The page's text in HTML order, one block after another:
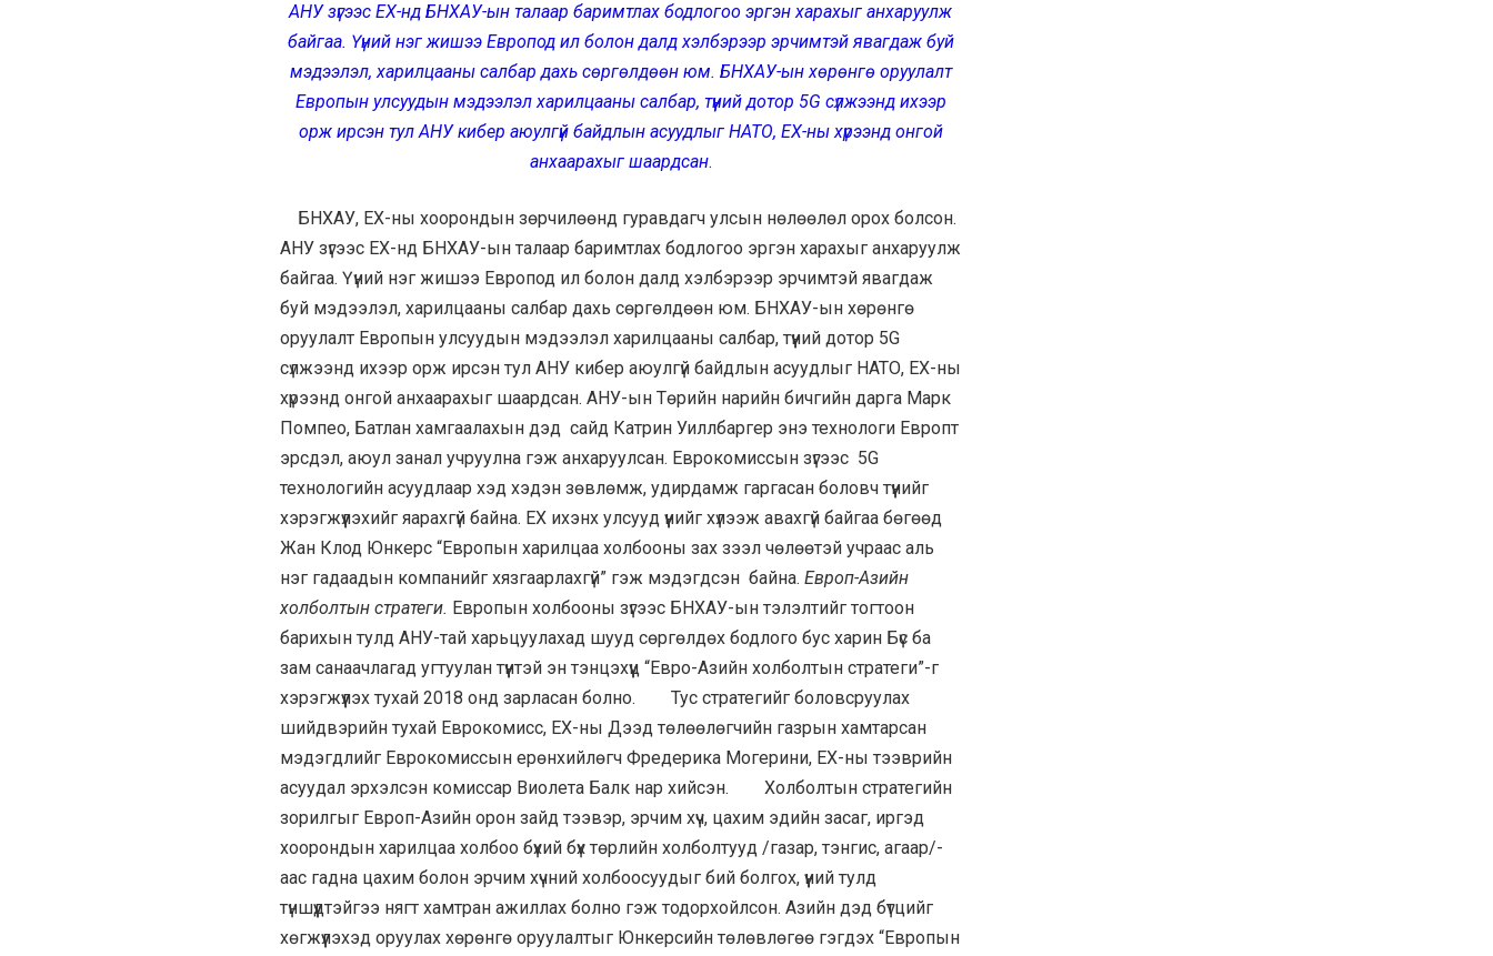
АНУ зүгээс ЕХ-нд БНХАУ-ын талаар баримтлах бодлогоо эргэн харахыг анхаруулж
байгаа. Үүний нэг жишээ Европод ил болон далд хэлбэрээр эрчимтэй явагдаж буй
мэдээлэл, харилцааны салбар дахь сөргөлдөөн юм. БНХАУ-ын хөрөнгө оруулалт
Европын улсуудын мэдээлэл харилцааны салбар, түүний дотор 5G сүлжээнд ихээр
орж ирсэн тул АНУкибер аюулгүй байдлын асуудлыг НАТО, ЕХ-ны хүрээнд онгой
анхаарахыг шаардсан.
БНХАУ, ЕХ-ны хоорондын зөрчилөөнд гуравдагч улсын нөлөөлөл орох болсон.
АНУ зүгээс ЕХ-нд БНХАУ-ын талаар баримтлах бодлогоо эргэн харахыг анхаруулж
байгаа. Үүний нэг жишээ Европод ил болон далд хэлбэрээр эрчимтэй явагдаж
буй мэдээлэл, харилцааны салбар дахь сөргөлдөөн юм. БНХАУ-ын хөрөнгө
оруулалт Европын улсуудын мэдээлэл харилцааны салбар, түүний дотор 5G
сүлжээнд ихээр орж ирсэн тул АНУ кибер аюулгүй байдлын асуудлыг НАТО, ЕХ-ны
хүрээнд онгой анхаарахыг шаардсан. АНУ-ын Төрийн нарийн бичгийн дарга Марк
Помпео, Батлан хамгаалахын дэд сайд Катрин Уиллбаргер энэ технологи Европт
эрсдэл, аюул занал учруулна гэж анхаруулсан. Еврокомиссын зүгээс 5G
технологийн асуудлаар хэд хэдэн зөвлөмж, удирдамж гаргасан боловч түүнийг
хэрэгжүүлэхийг яарахгүй байна. ЕХ ихэнх улсууд үүнийг хүлээж авахгүй байгаа бөгөөд
Жан Клод Юнкерс “Европын харилцаа холбооны зах зээл чөлөөтэй учраас аль
нэг гадаадын компанийг хязгаарлахгүй” гэж мэдэгдсэн байна. Европ-Азийн
холболтын стратеги. Европын холбооны зүгээс БНХАУ-ын тэлэлтийг тогтоон
барихын тулд АНУ-тай харьцуулахад шууд сөргөлдөх бодлого бус харин Бүс ба
зам санаачлагад угтуулан түүнтэй эн тэнцэхүүц “Евро-Азийн холболтын стратеги”-г
хэрэгжүүлэх тухай 2018 онд зарласан болно. Тус стратегийг боловсруулах
шийдвэрийн тухай Еврокомисс, ЕХ-ны Дээд төлөөлөгчийн газрын хамтарсан
мэдэгдлийг Еврокомиссын ерөнхийлөгч Фредерика Могерини, ЕХ-ны тээврийн
асуудал эрхэлсэн комиссар Виолета Балк нар хийсэн. Холболтын стратегийн
зорилгыг Европ-Азийн орон зайд тээвэр, эрчим хүч, цахим эдийн засаг, иргэд
хоорондын харилцаа холбоо бүхий бүх төрлийн холболтууд /газар, тэнгис, агаар/-
аас гадна цахим болон эрчим хүчний холбоосуудыг бий болгох, үүний тулд
түншүүдтэйгээ нягт хамтран ажиллах болно гэж тодорхойлсон. Азийн дэд бүтцийг
хөгжүүлэхэд оруулах хөрөнгө оруулалтыг Юнкерсийн төлөвлөгөө гэгдэх “Европын